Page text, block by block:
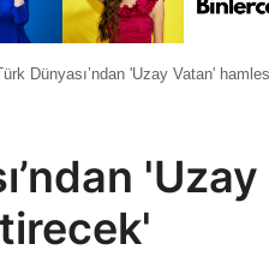
Dünyası’ndan 'Uzay Vatan'